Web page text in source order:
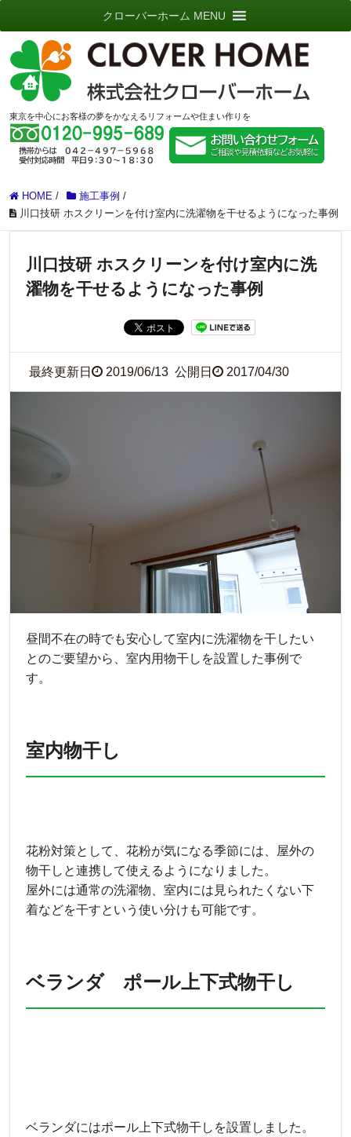
東京を中心にお客様の夢をかなえるリフォームや住まい作りを
クローバーホーム MENU
HOME / 施工事例 /
川口技研 ホスクリーンを付け室内に洗濯物を干せるようになった事例
川口技研 ホスクリーンを付け室内に洗
濯物を干せるようになった事例
最終更新日 2019/06/13 公開日 2017/04/30
昼間不在の時でも安心して室内に洗濯物を干したい
とのご要望から、室内用物干しを設置した事例で
す。
室内物干し
花粉対策として、花粉が気になる季節には、屋外の
物干しと連携して使えるようになりました。
屋外には通常の洗濯物、室内には見られたくない下
着などを干すという使い分けも可能です。
ベランダ ポール上下式物干し
ベランダにはポール上下式物干しを設置しました。